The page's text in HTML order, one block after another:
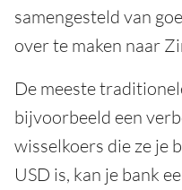
samengesteld van
over te maken naar
De meeste
bijvoorbeeld een
wisselkoers die ze je
USD is, kan je bank